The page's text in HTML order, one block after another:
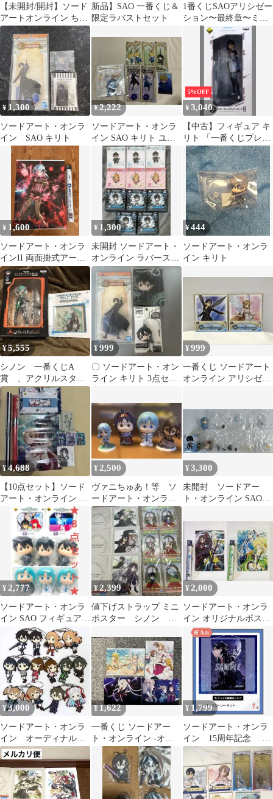
【未開封/開封】ソード
アートオンライン ちび
きゅんキャラフィギュ
ア23個＋おまけ
新品】SAO 一番くじ＆
限定ラバストセット
1番くじSAOアリシゼー
ション〜最終章〜ミニ
色紙 4枚セット
¥ 1,300
ソードアート・オンラ
イン SAO キリト
¥2,222
ソードアート・オンラ
イン SAO キリト ユー
ジオ グッズ8点まとめ
売り
5%OFF
¥3,040
【中古】フィギュア キ
リト 「一番くじプレミ
アム 劇場版 ソードアー
ト・オンライン-オーデ
ィナル・スケール-」 A
賞 プレミアムフィギュ
ア
¥ 1,600
ソードアート・オンラ
インII 両面掛式アート
ポスター
¥ 1,300
未開封 ソードアート・
オンライン ラバースト
ラップ 11箱
¥444
ソードアート・オンラ
イン キリト
¥5,555
シノン 一番くじA
賞 、アクリルスタン
ド シノン&キリト
¥999
〇 ソードアート・オン
ライン キリト 3点セッ
¥999
一番くじ ソードアート
オンライン アリシゼー
¥4,688
【10点セット】ソード
アート・オンライン ま
とめ売り タペストリー
やタンブラー等
¥ 2,500
ヴァニちゅあ！等 ソ
ードアート・オンライ
ン フィギュア 4体
¥3,300
未開封 ソードアー
ト・オンライン SAOき
んキャラ 3種セット
まとめ売り
¥ 2,777
ソードアート・オンラ
イン SAO フィギュア
ドラマCD 一番くじ 8点
セット
¥2,399
値下げストラップ ミニ
ポスター シノン ア
ァ SAO
¥ 2,000
ソードアート・オンラ
イン オリジナルポスタ
ー 2種セット
¥3,000
ソードアート・オンラ
イン オーディナル・
スケール ラバースト
ラップ 一番くじ
¥1,622
一番くじ ソードアー
ト・オンライン -オー
ディナル・スケール-
クリアファイル
¥ 1,799
ソードアート・オンラ
イン 15周年記念 く
じ引き堂 A-4 キリト